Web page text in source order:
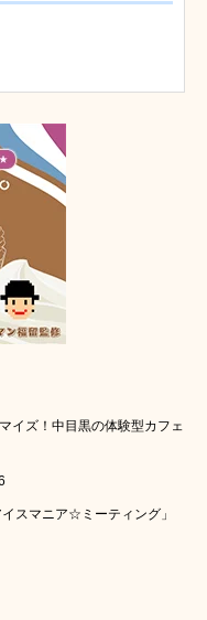
イズ！中目黒の体験型カフェ
スマニア☆ミーティング」